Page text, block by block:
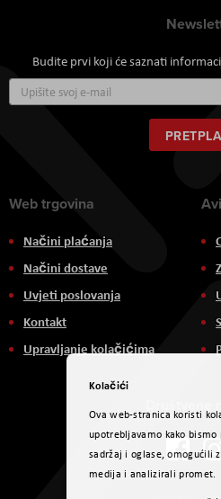
Budite prvi koji će saznati
se
za
naš
Web trgovina
Načini plaćanja
Načini dostave
Uvjeti poslovanja
Kontakt
Upravljanje kolačićima
Društvene
Kolačići
Ova web-stranica koristi
upotrebljavamo kako
sadržaj i oglase, omogućili
medija i analizirali promet.